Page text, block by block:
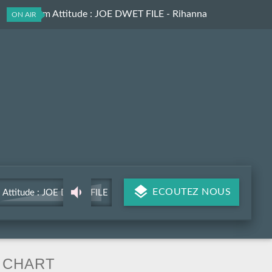
ON AIR
Les Aprem Attitude : JOE DWET FILE - Rihanna
Attitude : JOE DWET FILE
- Rihanna
ECOUTEZ NOUS
CHART